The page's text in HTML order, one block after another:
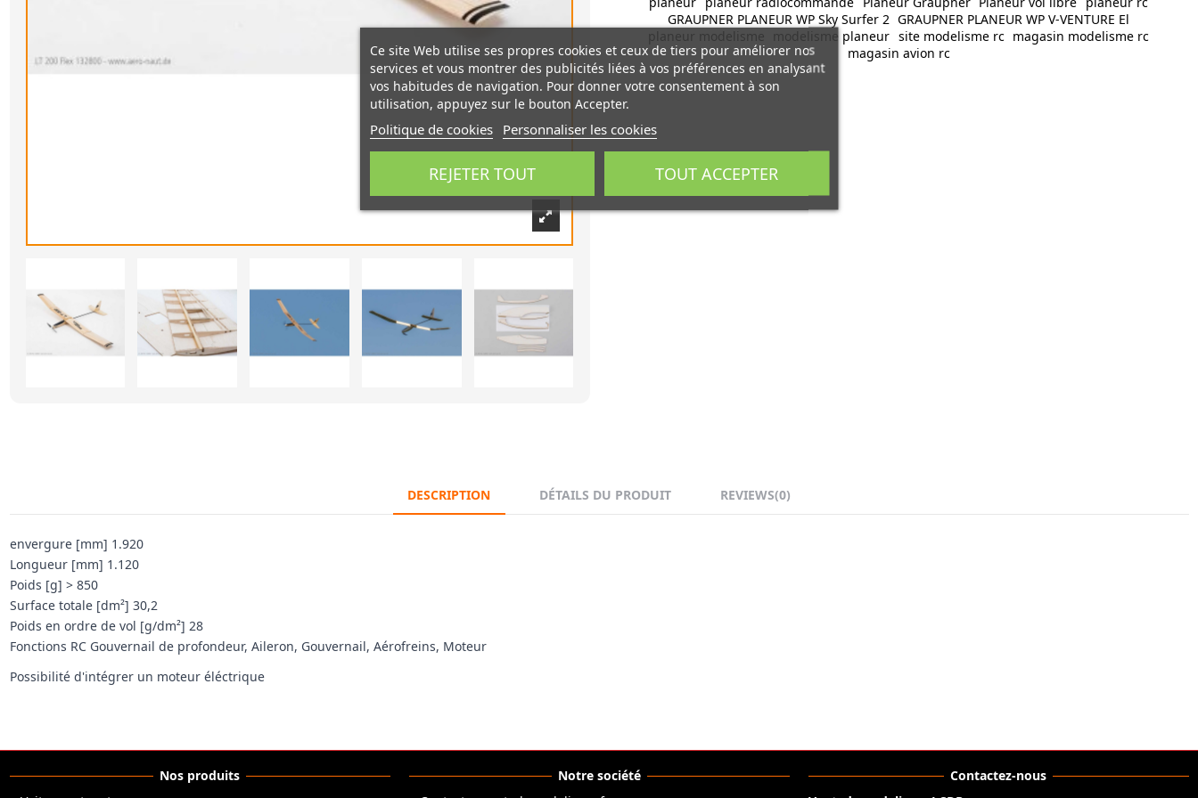
GRAUPNER PLANEUR WP Sky Surfer 2 GRAUPNER PLANEUR WP V-VENTURE El
planeur modelisme
modelisme planeur site modelisme rc magasin modelisme rc
magasin avion rc
DESCRIPTION DÉTAILS DU PRODUIT REVIEWS(0)
envergure [mm] 1.920
Longueur [mm] 1.120
Poids [g] > 850
Surface totale [dm²] 30,2
Poids en ordre de vol [g/dm²] 28
Fonctions RC Gouvernail de profondeur, Aileron, Gouvernail, Aérofreins, Moteur
Possibilité d'intégrer un moteur éléctrique
Nos produits
Notre société
Contactez-nous
Ce site Web utilise ses propres cookies et ceux de tiers pour améliorer nos
services et vous montrer des publicités liées à vos préférences en analysant
vos habitudes de navigation. Pour donner votre consentement à son
utilisation, appuyez sur le bouton Accepter.
Politique de cookies Personnaliser les cookies
REJETER TOUT TOUT ACCEPTER